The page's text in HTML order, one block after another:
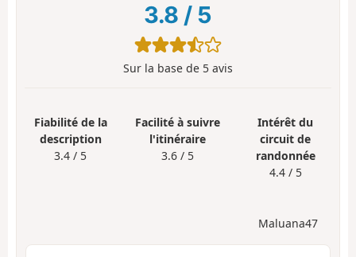
3.8 / 5
Sur la base de 5 avis
Fiabilité de la
description
3.4 / 5
Facilité à suivre
l'itinéraire
3.6 / 5
Intérêt du
circuit de
randonnée
4.4 / 5
Maluana47